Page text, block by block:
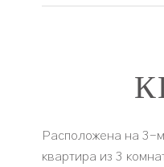
Расположена на 3-
квартира из 3